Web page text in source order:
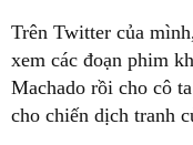
Trên Twitter của
xem các đoạn phim
Machado rồi cho cô
cho chiến dịch tranh